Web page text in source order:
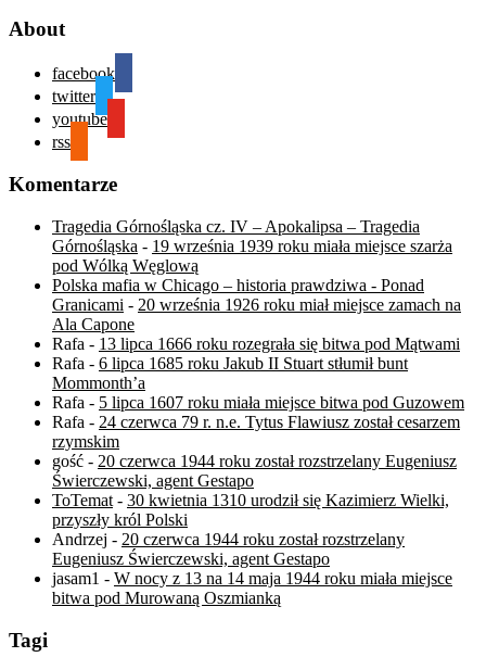
About
facebook
twitter
youtube
rss
Komentarze
Tragedia Górnośląska cz. IV – Apokalipsa – Tragedia
Górnośląska - 19 września 1939 roku miała miejsce szarża
pod Wólką Węglową
Polska mafia w Chicago – historia prawdziwa - Ponad
Granicami - 20 września 1926 roku miał miejsce zamach na
Ala Capone
Rafa - 13 lipca 1666 roku rozegrała się bitwa pod Mątwami
Rafa - 6 lipca 1685 roku Jakub II Stuart stłumił bunt
Mommonth’a
Rafa - 5 lipca 1607 roku miała miejsce bitwa pod Guzowem
Rafa - 24 czerwca 79 r. n.e. Tytus Flawiusz został cesarzem
rzymskim
gość - 20 czerwca 1944 roku został rozstrzelany Eugeniusz
Świerczewski, agent Gestapo
ToTemat - 30 kwietnia 1310 urodził się Kazimierz Wielki,
przyszły król Polski
Andrzej - 20 czerwca 1944 roku został rozstrzelany
Eugeniusz Świerczewski, agent Gestapo
jasam1 - W nocy z 13 na 14 maja 1944 roku miała miejsce
bitwa pod Murowaną Oszmianką
Tagi